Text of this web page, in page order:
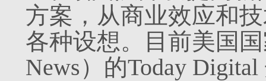
方案，从商业效应和
各种设想。目前美国
News）的Today